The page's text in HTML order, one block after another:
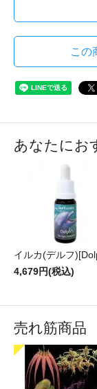
この
あなたにお
イルカ(デルフ
4,679円(税込)
売れ筋商品